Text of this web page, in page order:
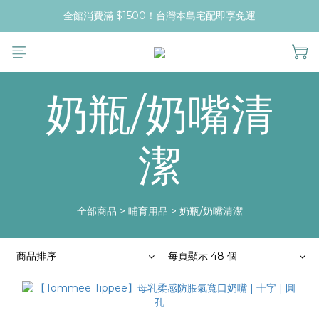
全館消費滿 $1500！台灣本島宅配即享免運
奶瓶/奶嘴清
潔
全部商品 > 哺育用品 > 奶瓶/奶嘴清潔
商品排序 每頁顯示 48 個